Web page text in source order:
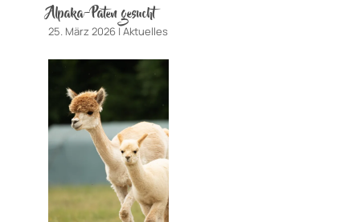
Alpaka-Paten gesucht
25. März 2026|Aktuelles